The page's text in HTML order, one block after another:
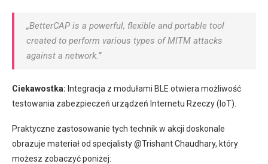
„BetterCAP is a powerful, flexible and portable tool
created to perform various types of MITM attacks
against a network.”
Ciekawostka: Integracja z modułami BLE otwiera możliwość
testowania zabezpieczeń urządzeń Internetu Rzeczy (IoT).
Praktyczne zastosowanie tych technik w akcji doskonale
obrazuje materiał od specjalisty @Trishant Chaudhary, który
możesz zobaczyć poniżej: